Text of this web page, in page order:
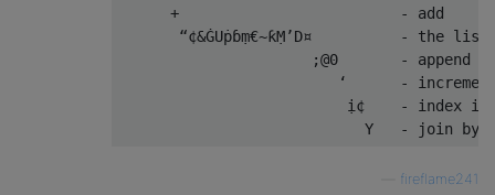
      +                         - add
“¢&ĠUṗɓṃ€~ƙṂ’D¤          - the
;@0       - append
‘      -
ị¢    - index
fireflame241